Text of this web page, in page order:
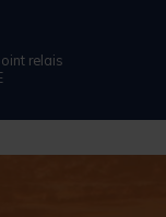
relais